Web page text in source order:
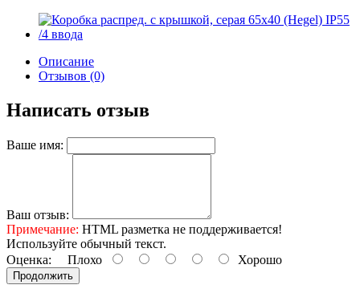
Описание
Отзывов (0)
Написать отзыв
Ваше имя:
Ваш отзыв:
Примечание: HTML разметка не поддерживается!
Используйте обычный текст.
Оценка: Плохо Хорошо
Продолжить